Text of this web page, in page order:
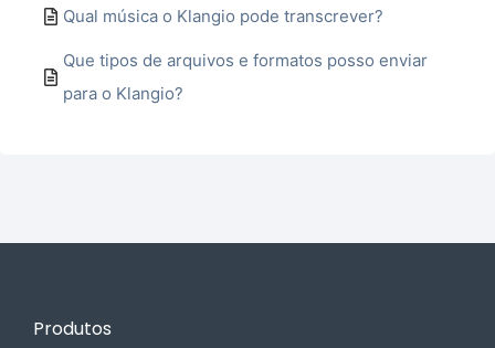
Qual música o Klangio pode transcrever?
Que tipos de arquivos e formatos posso enviar
para o Klangio?
Produtos